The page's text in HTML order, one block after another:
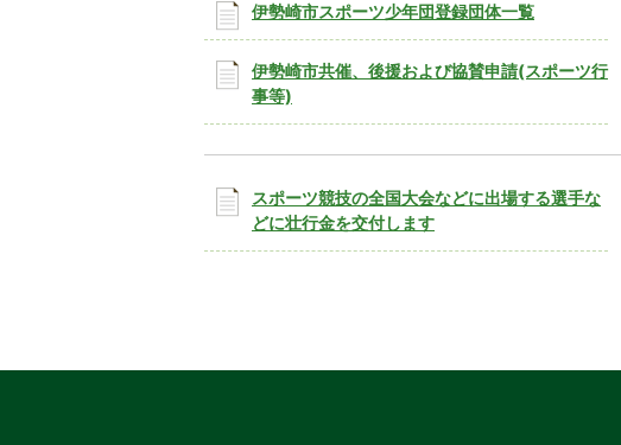
伊勢崎市スポーツ少年団登録団体一覧
伊勢崎市共催、後援および協賛申請(スポーツ行
事等)
スポーツ競技の全国大会などに出場する選手な
どに壮行金を交付します